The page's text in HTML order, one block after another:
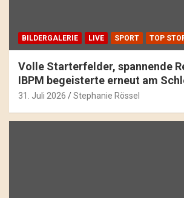
BILDERGALERIE LIVE SPORT TOP
Volle Starterfelder, spannende
IBPM begeisterte erneut am
31. Juli 2026 Stephanie Rössel